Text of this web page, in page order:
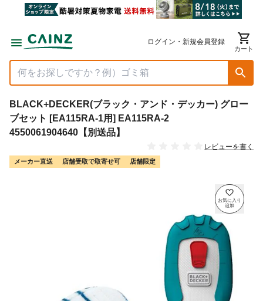
ログイン・新規会員登録
カート
BLACK+DECKER(ブラック・アンド・デッカー) グロー
ブセット [EA115RA-1用] EA115RA-2
4550061904640【別送品】
レビューを書く
メーカー直送 店舗受取で取寄せ可 店舗限定